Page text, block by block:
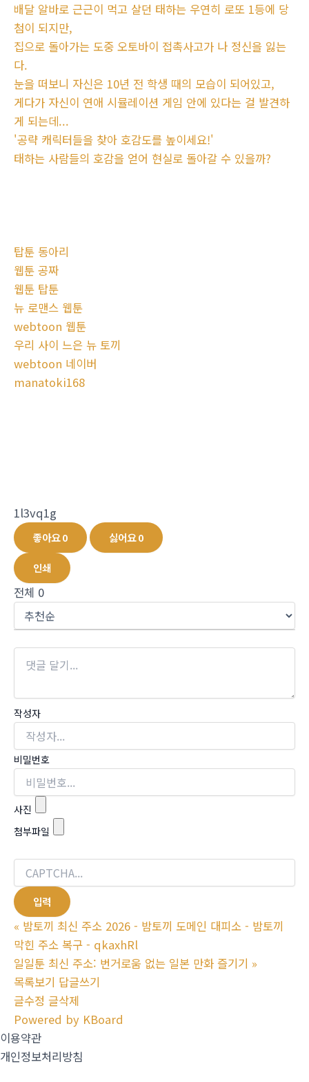
배달 알바로 근근이 먹고 살던 태하는 우연히 로또 1등에 당
첨이 되지만,
집으로 돌아가는 도중 오토바이 접촉사고가 나 정신을 잃는
다.
눈을 떠보니 자신은 10년 전 학생 때의 모습이 되어있고,
게다가 자신이 연애 시뮬레이션 게임 안에 있다는 걸 발견하
게 되는데...
'공략 캐릭터들을 찾아 호감도를 높이세요!'
태하는 사람들의 호감을 얻어 현실로 돌아갈 수 있을까?
탑툰 동아리
웹툰 공짜
웹툰 탑툰
뉴 로맨스 웹툰
webtoon 웹툰
우리 사이 느은 뉴 토끼
webtoon 네이버
manatoki168
1l3vq1g
좋아요0 싫어요0
인쇄
전체 0
작성자
비밀번호
사진
첨부파일
« 밤토끼 최신 주소 2026 - 밤토끼 도메인 대피소 - 밤토끼
막힌 주소 복구 - qkaxhRl
일일툰 최신 주소: 번거로움 없는 일본 만화 즐기기 »
목록보기 답글쓰기
글수정 글삭제
Powered by KBoard
이용약관
개인정보처리방침